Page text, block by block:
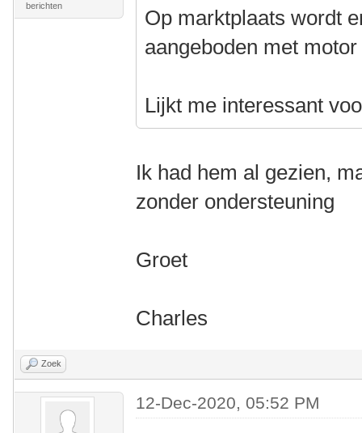
berichten
Op marktplaats wordt
aangeboden met
Lijkt me interessant
Ik had hem al gezien,
zonder ondersteuning
Groet
Charles
Zoek
12-Dec-2020, 05:52 PM